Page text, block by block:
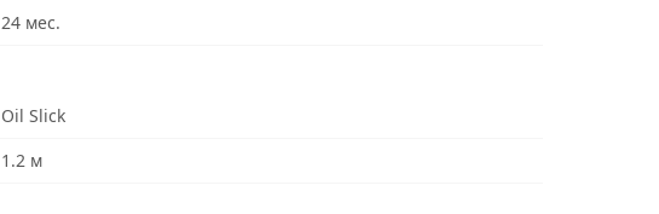
24 мес.
Oil Slick
1.2 м